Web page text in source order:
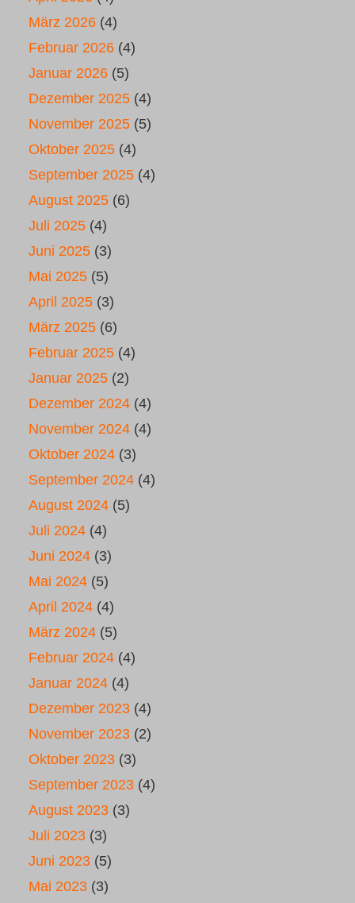
März 2026 (4)
Februar 2026 (4)
Januar 2026 (5)
Dezember 2025 (4)
November 2025 (5)
Oktober 2025 (4)
September 2025 (4)
August 2025 (6)
Juli 2025 (4)
Juni 2025 (3)
Mai 2025 (5)
April 2025 (3)
März 2025 (6)
Februar 2025 (4)
Januar 2025 (2)
Dezember 2024 (4)
November 2024 (4)
Oktober 2024 (3)
September 2024 (4)
August 2024 (5)
Juli 2024 (4)
Juni 2024 (3)
Mai 2024 (5)
April 2024 (4)
März 2024 (5)
Februar 2024 (4)
Januar 2024 (4)
Dezember 2023 (4)
November 2023 (2)
Oktober 2023 (3)
September 2023 (4)
August 2023 (3)
Juli 2023 (3)
Juni 2023 (5)
Mai 2023 (3)